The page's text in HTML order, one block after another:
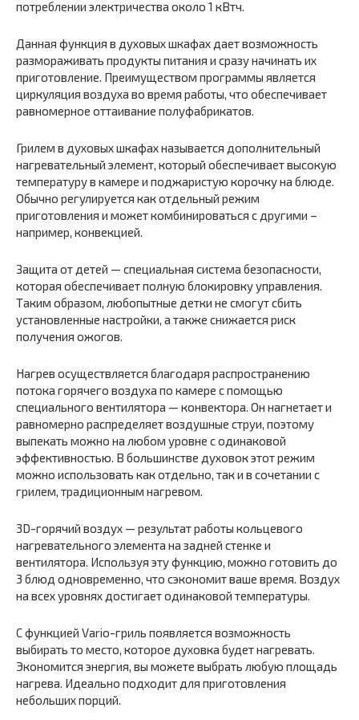
потреблении электричества около 1 кВтч.
Данная функция в духовых шкафах дает возможность
размораживать продукты питания и сразу начинать их
приготовление. Преимуществом программы является
циркуляция воздуха во время работы, что обеспечивает
равномерное оттаивание полуфабрикатов.
Грилем в духовых шкафах называется дополнительный
нагревательный элемент, который обеспечивает высокую
температуру в камере и поджаристую корочку на блюде.
Обычно регулируется как отдельный режим
приготовления и может комбинироваться с другими –
например, конвекцией.
Защита от детей — специальная система безопасности,
которая обеспечивает полную блокировку управления.
Таким образом, любопытные детки не смогут сбить
установленные настройки, а также снижается риск
получения ожогов.
Нагрев осуществляется благодаря распространению
потока горячего воздуха по камере с помощью
специального вентилятора — конвектора. Он нагнетает и
равномерно распределяет воздушные струи, поэтому
выпекать можно на любом уровне с одинаковой
эффективностью. В большинстве духовок этот режим
можно использовать как отдельно, так и в сочетании с
грилем, традиционным нагревом.
3D-горячий воздух — результат работы кольцевого
нагревательного элемента на задней стенке и
вентилятора. Используя эту функцию, можно готовить до
3 блюд одновременно, что сэкономит ваше время. Воздух
на всех уровнях достигает одинаковой температуры.
С функцией Vario-гриль появляется возможность
выбирать то место, которое духовка будет нагревать.
Экономится энергия, вы можете выбрать любую площадь
нагрева. Идеально подходит для приготовления
небольших порций.